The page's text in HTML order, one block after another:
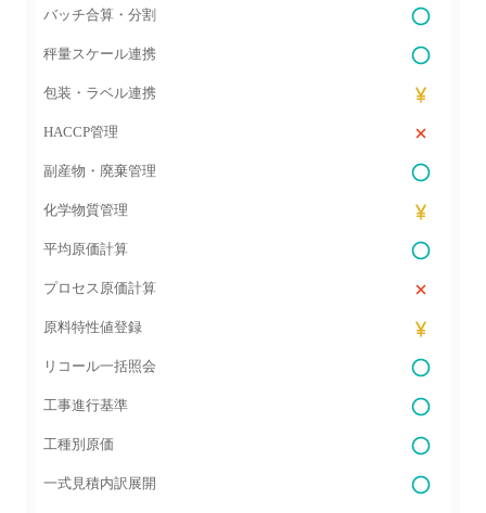
バッチ合算・分割
秤量スケール連携
包装・ラベル連携
HACCP管理
副産物・廃棄管理
化学物質管理
平均原価計算
プロセス原価計算
原料特性値登録
リコール一括照会
工事進行基準
工種別原価
一式見積内訳展開